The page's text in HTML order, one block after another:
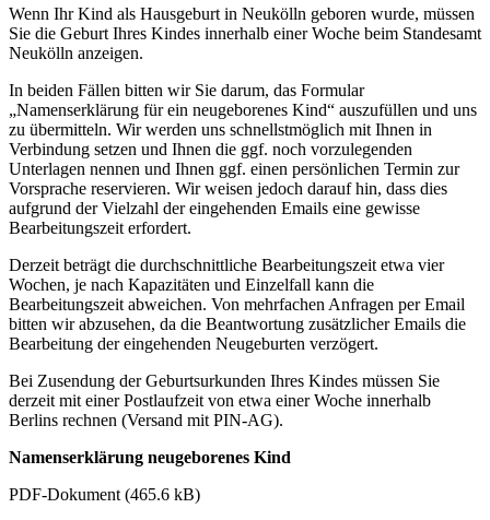
Wenn Ihr Kind als Hausgeburt in Neukölln geboren wurde, müssen
Sie die Geburt Ihres Kindes innerhalb einer Woche beim Standesamt
Neukölln anzeigen.
In beiden Fällen bitten wir Sie darum, das Formular
„Namenserklärung für ein neugeborenes Kind“ auszufüllen und uns
zu übermitteln. Wir werden uns schnellstmöglich mit Ihnen in
Verbindung setzen und Ihnen die ggf. noch vorzulegenden
Unterlagen nennen und Ihnen ggf. einen persönlichen Termin zur
Vorsprache reservieren. Wir weisen jedoch darauf hin, dass dies
aufgrund der Vielzahl der eingehenden Emails eine gewisse
Bearbeitungszeit erfordert.
Derzeit beträgt die durchschnittliche Bearbeitungszeit etwa vier
Wochen, je nach Kapazitäten und Einzelfall kann die
Bearbeitungszeit abweichen. Von mehrfachen Anfragen per Email
bitten wir abzusehen, da die Beantwortung zusätzlicher Emails die
Bearbeitung der eingehenden Neugeburten verzögert.
Bei Zusendung der Geburtsurkunden Ihres Kindes müssen Sie
derzeit mit einer Postlaufzeit von etwa einer Woche innerhalb
Berlins rechnen (Versand mit PIN-AG).
Namenserklärung neugeborenes Kind
PDF-Dokument (465.6 kB)